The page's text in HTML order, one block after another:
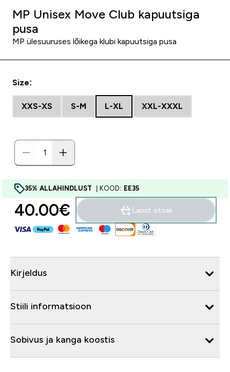
MP Unisex Move Club kapuutsiga
pusa
MP ülesuuruses lõikega klubi kapuutsiga pusa
Size:
XXS-XS S-M L-XL XXL-XXXL
35% ALLAHINDLUST | KOOD: EE35
40.00€‎ Laost otsas
Kirjeldus
Stiili informatsioon
Sobivus ja kanga koostis